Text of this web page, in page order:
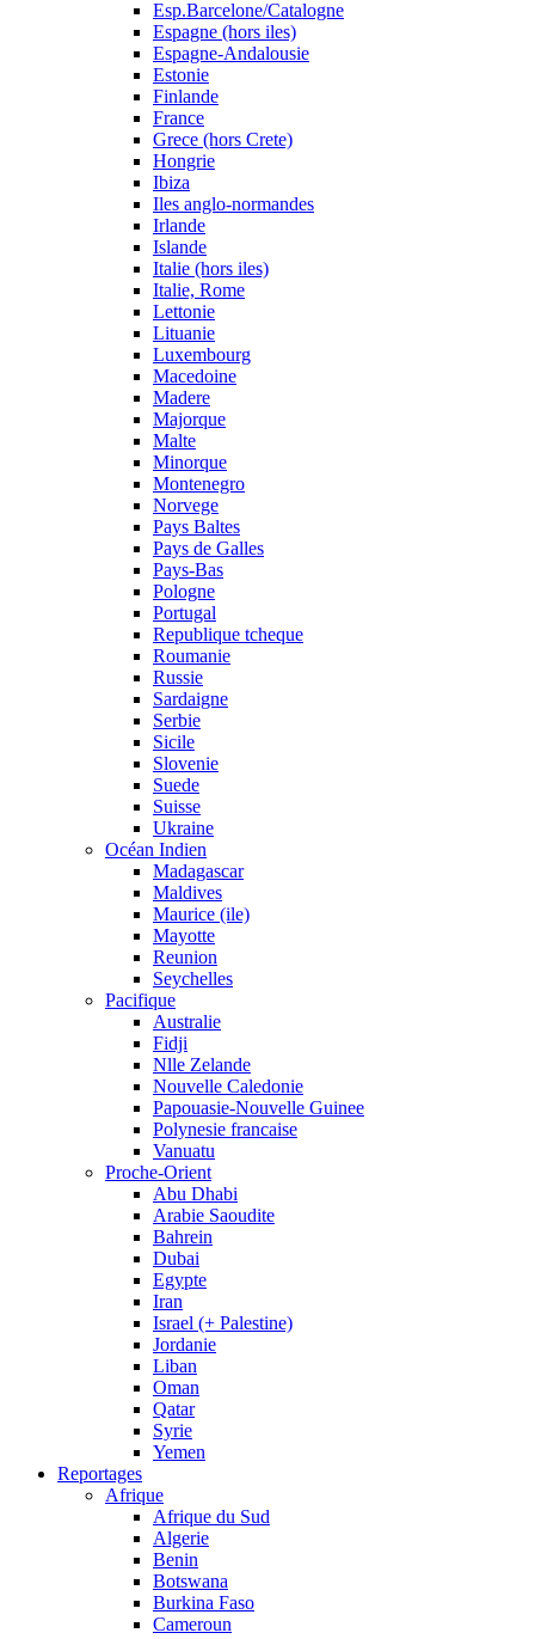
Esp.Barcelone/Catalogne
Espagne (hors iles)
Espagne-Andalousie
Estonie
Finlande
France
Grece (hors Crete)
Hongrie
Ibiza
Iles anglo-normandes
Irlande
Islande
Italie (hors iles)
Italie, Rome
Lettonie
Lituanie
Luxembourg
Macedoine
Madere
Majorque
Malte
Minorque
Montenegro
Norvege
Pays Baltes
Pays de Galles
Pays-Bas
Pologne
Portugal
Republique tcheque
Roumanie
Russie
Sardaigne
Serbie
Sicile
Slovenie
Suede
Suisse
Ukraine
Océan Indien
Madagascar
Maldives
Maurice (ile)
Mayotte
Reunion
Seychelles
Pacifique
Australie
Fidji
Nlle Zelande
Nouvelle Caledonie
Papouasie-Nouvelle Guinee
Polynesie francaise
Vanuatu
Proche-Orient
Abu Dhabi
Arabie Saoudite
Bahrein
Dubai
Egypte
Iran
Israel (+ Palestine)
Jordanie
Liban
Oman
Qatar
Syrie
Yemen
Reportages
Afrique
Afrique du Sud
Algerie
Benin
Botswana
Burkina Faso
Cameroun